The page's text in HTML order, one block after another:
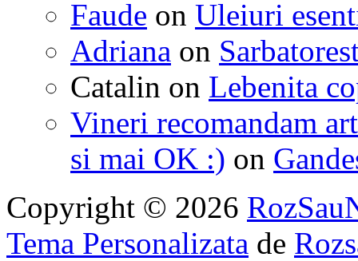
Faude on Uleiuri
Adriana on
Catalin on Lebenita
Vineri recomandam
si mai OK :) on
Copyright © 2026
Tema Personalizata de